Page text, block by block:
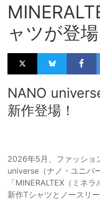
ャツが登場
NANO
新作登場！
2026年5月、ファッショ
universe（ナノ・ユニバ
「MINERALTEX（ミネ
新作Tシャツとノースリ